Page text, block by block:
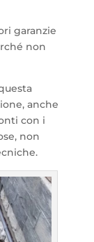
garanzie
non
anche
con i
non